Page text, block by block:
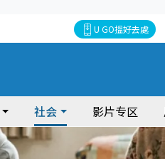
U GO搵好去處
社会 影片专区